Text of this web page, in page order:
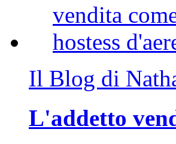
Il Blog di
L'addetto